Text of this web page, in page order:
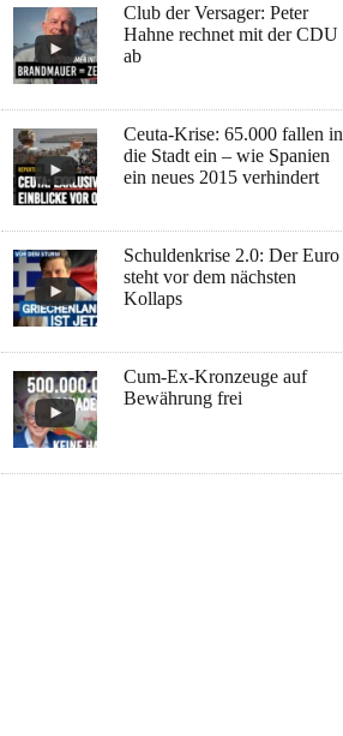
Club der Versager: Peter
Hahne rechnet mit der CDU
ab
Ceuta-Krise: 65.000 fallen in
die Stadt ein – wie Spanien
ein neues 2015 verhindert
Schuldenkrise 2.0: Der Euro
steht vor dem nächsten
Kollaps
Cum-Ex-Kronzeuge auf
Bewährung frei